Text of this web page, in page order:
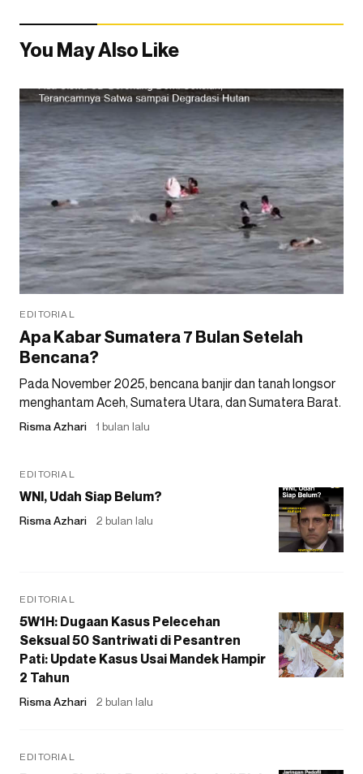
You May Also Like
EDITORIAL
Apa Kabar Sumatera 7 Bulan Setelah
Bencana?
Pada November 2025, bencana banjir dan tanah longsor
menghantam Aceh, Sumatera Utara, dan Sumatera Barat.
Risma Azhari 1 bulan lalu
EDITORIAL
WNI, Udah Siap Belum?
Risma Azhari 2 bulan lalu
EDITORIAL
5W1H: Dugaan Kasus Pelecehan
Seksual 50 Santriwati di Pesantren
Pati: Update Kasus Usai Mandek Hampir
2 Tahun
Risma Azhari 2 bulan lalu
EDITORIAL